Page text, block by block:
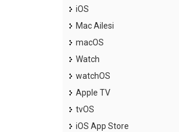
iOS
Mac Ailesi
macOS
Watch
watchOS
Apple TV
tvOS
iOS App Store